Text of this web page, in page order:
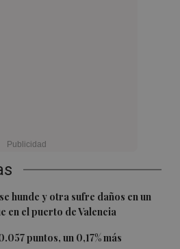
hunde y otra sufre daños en un
en el puerto de Valencia
puntos, un 0,17% más